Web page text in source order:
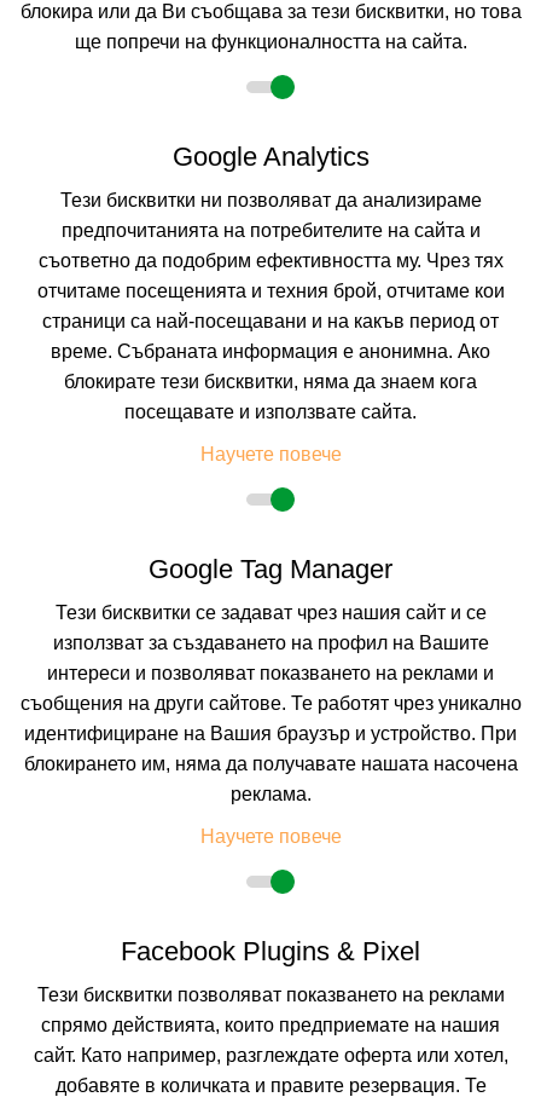
-15% настаняване от 15.08 до 22.08
КАЗАБЛАНКА
ОБЗОР, БУРГАС, БЪЛГАРИЯ Покажи на картата
(от 76 мнения на клиенти)
(All Inclusive)
На изплащане с
Пълно описание на хотела
КАЛКУЛИРАЙ ЦЕНА
7=6наст. 01.05-15.06; 13.09-30.09;
LA BOHEME
ОБЗОР, БУРГАС, БЪЛГАРИЯ Покажи на картата
блокира или да Ви съобщава за тези бисквитки, но това
ще попречи на функционалността на сайта.
Google Analytics
Тези бисквитки ни позволяват да анализираме
предпочитанията на потребителите на сайта и
съответно да подобрим ефективността му. Чрез тях
отчитаме посещенията и техния брой, отчитаме кои
страници са най-посещавани и на какъв период от
време. Събраната информация е анонимна. Ако
блокирате тези бисквитки, няма да знаем кога
посещавате и използвате сайта.
Научете повече
Google Tag Manager
Тези бисквитки се задават чрез нашия сайт и се
използват за създаването на профил на Вашите
интереси и позволяват показването на реклами и
съобщения на други сайтове. Те работят чрез уникално
идентифициране на Вашия браузър и устройство. При
блокирането им, няма да получавате нашата насочена
реклама.
Научете повече
Facebook Plugins & Pixel
Тези бисквитки позволяват показването на реклами
спрямо действията, които предприемате на нашия
сайт. Като например, разглеждате оферта или хотел,
добавяте в количката и правите резервация. Те